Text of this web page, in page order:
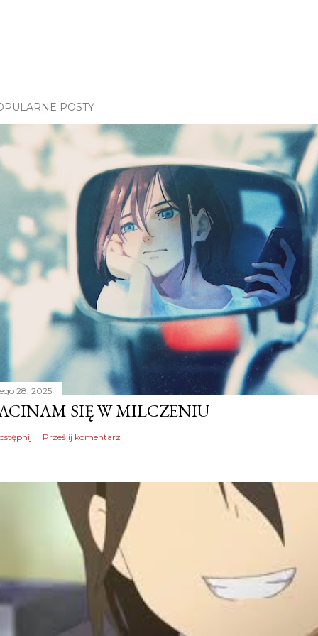
POSTY
28, 2025
SIĘ W MILCZENIU
Prześlij komentarz